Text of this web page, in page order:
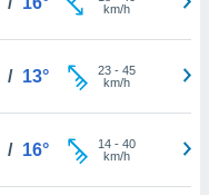
km/h
/ 13° 23- 45
km/h
/ 16° 14- 40
km/h